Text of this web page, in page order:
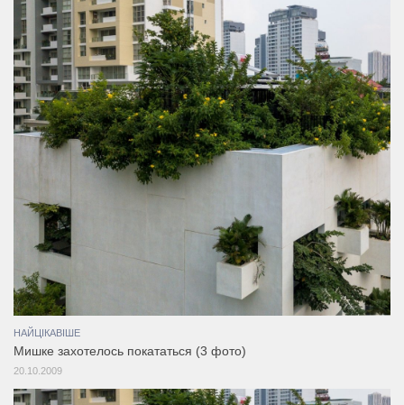
НАЙЦІКАВІШЕ
Мишке захотелось покататься (3 фото)
20.10.2009